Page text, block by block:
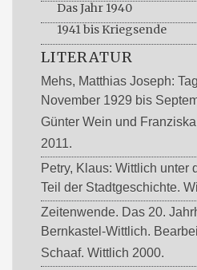
Das Jahr 1940
1941 bis Kriegsende
LITERATUR
Mehs, Matthias Joseph:
November 1929 bis
Günter Wein und
2011.
Petry, Klaus: Wittlich unter
Teil der Stadtgeschichte.
Zeitenwende. Das 20.
Bernkastel-Wittlich.
Schaaf. Wittlich 2000.